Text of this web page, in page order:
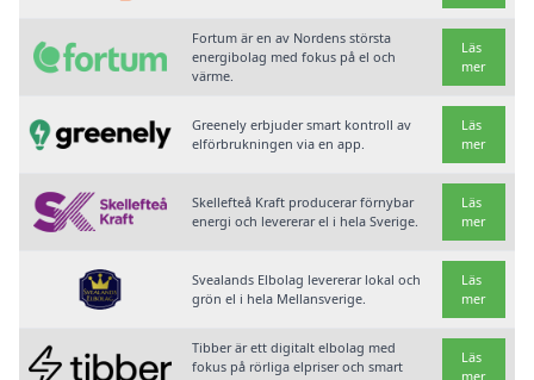
Fortum är en av Nordens största
energibolag med fokus på el och
värme.
Läs
mer
Greenely erbjuder smart kontroll av
elförbrukningen via en app.
Läs
mer
Skellefteå Kraft producerar förnybar
energi och levererar el i hela Sverige.
Läs
mer
Svealands Elbolag levererar lokal och
grön el i hela Mellansverige.
Läs
mer
Tibber är ett digitalt elbolag med
fokus på rörliga elpriser och smart
Läs
mer